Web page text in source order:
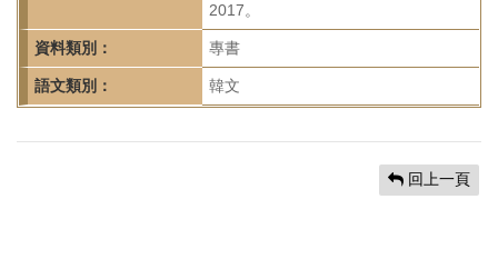
頁
2017。
資料類別： 專書
語文類別： 韓文
回上一頁